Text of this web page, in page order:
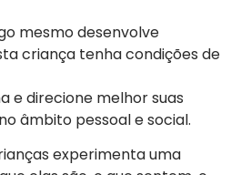
mesmo desenvolve
criança tenha condições de
e direcione melhor suas
âmbito pessoal e social.
experimenta uma